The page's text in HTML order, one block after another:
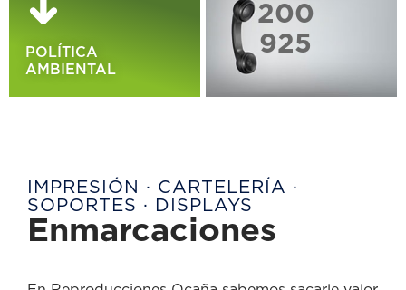
POLÍTICA
AMBIENTAL
200
925
IMPRESIÓN · CARTELERÍA ·
SOPORTES · DISPLAYS
Enmarcaciones